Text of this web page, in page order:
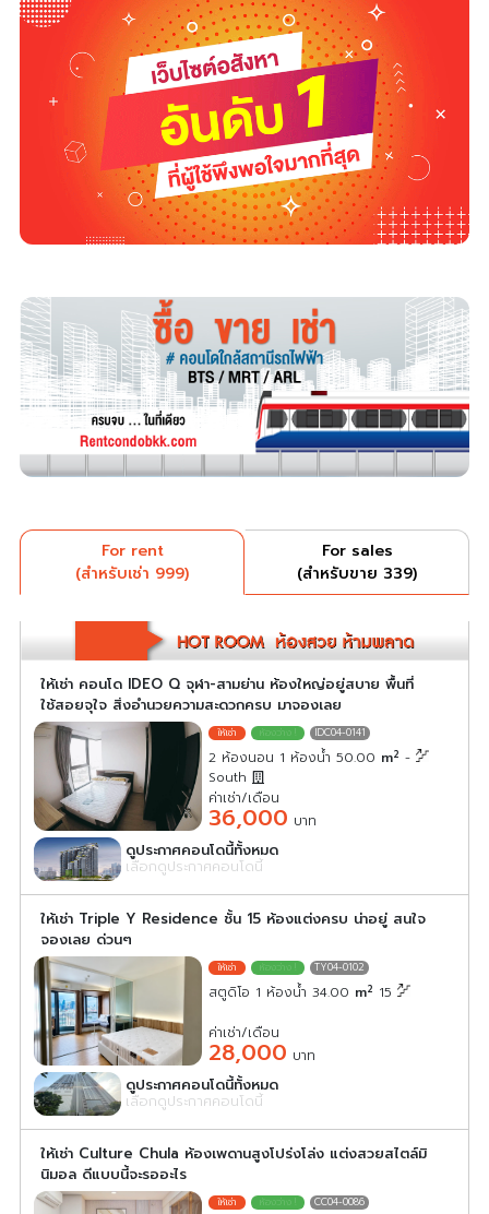
For rent
(สำหรับเช่า 999)
For sales
(สำหรับขาย 339)
ให้เช่า คอนโด IDEO Q จุฬา-สามย่าน ห้องใหญ่อยู่สบาย พื้นที่
ใช้สอยจุใจ สิ่งอำนวยความสะดวกครบ มาจองเลย
IDC04-0141
2 ห้องนอน 1 ห้องน้ำ 50.00 m2 -
South
ค่าเช่า/เดือน
36,000 บาท
ดูประกาศคอนโดนี้ทั้งหมด
เลือกดูประกาศคอนโดนี้
ให้เช่า Triple Y Residence ชั้น 15 ห้องแต่งครบ น่าอยู่ สนใจ
จองเลย ด่วนๆ
TY04-0102
สตูดิโอ 1 ห้องน้ำ 34.00 m2 15
ค่าเช่า/เดือน
28,000 บาท
ดูประกาศคอนโดนี้ทั้งหมด
เลือกดูประกาศคอนโดนี้
ให้เช่า Culture Chula ห้องเพดานสูงโปร่งโล่ง แต่งสวยสไตล์มิ
นิมอล ดีแบบนี้จะรออะไร
CC04-0086